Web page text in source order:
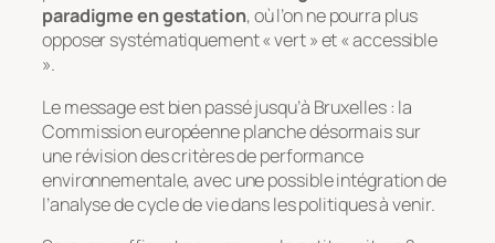
paradigme en gestation, où l’on ne pourra plus
opposer systématiquement « vert » et « accessible
».
Le message est bien passé jusqu’à Bruxelles : la
Commission européenne planche désormais sur
une révision des critères de performance
environnementale, avec une possible intégration de
l’analyse de cycle de vie dans les politiques à venir.